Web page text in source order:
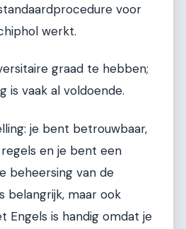
voor
werkt.
graad te hebben;
is vaak al voldoende.
je bent betrouwbaar,
en je bent een
beheersing van de
belangrijk, maar ook
Engels is handig omdat je